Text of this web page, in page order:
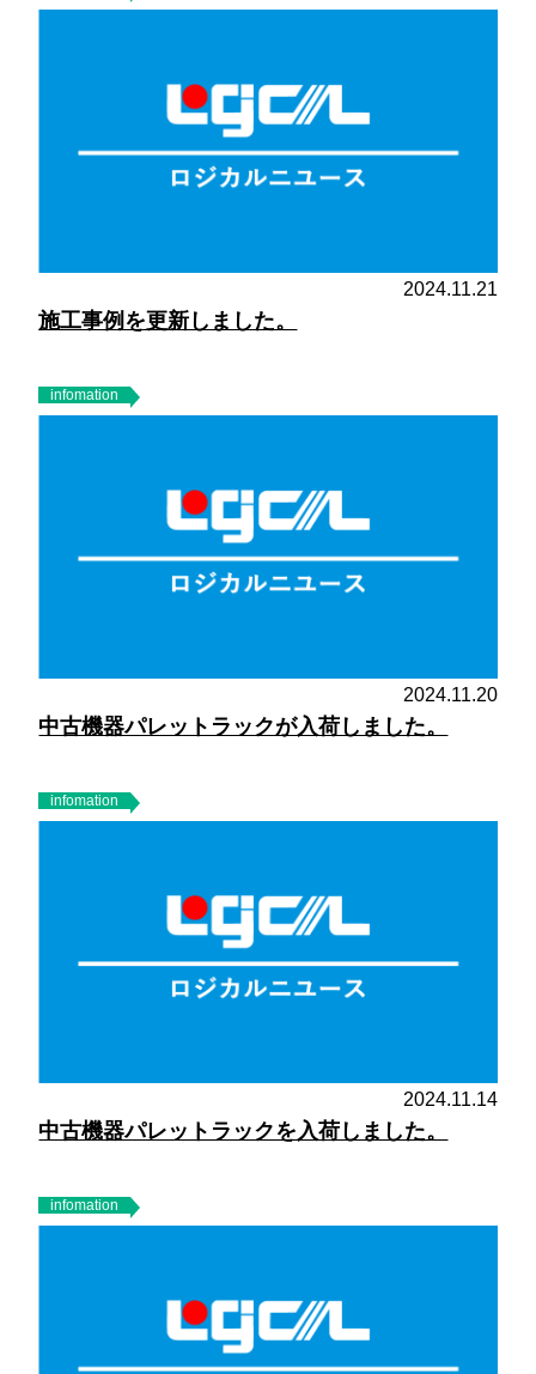
2024.11.21
施工事例を更新しました。
infomation
2024.11.20
中古機器パレットラックが入荷しました。
infomation
2024.11.14
中古機器パレットラックを入荷しました。
infomation